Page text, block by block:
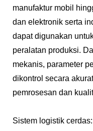
manufaktur mobil
dan elektronik serta
dapat digunakan
peralatan produksi.
mekanis, parameter
dikontrol secara
pemrosesan dan
Sistem logistik